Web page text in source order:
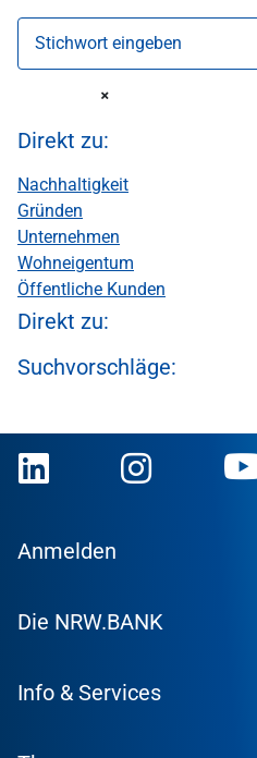
Stichwort eingeben
Direkt zu:
Nachhaltigkeit
Gründen
Unternehmen
Wohneigentum
Öffentliche Kunden
Direkt zu:
Suchvorschläge:
Anmelden
Kundenportal
Die NRW.BANK
Presse
Info & Services